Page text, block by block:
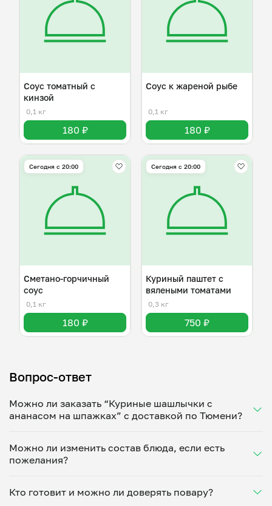
Соус томатный с
кинзой
0,1 кг
180 ₽
Соус к жареной рыбе
0,1 кг
180 ₽
Сегодня с 20:00
Сметано-горчичный
соус
0,1 кг
180 ₽
Сегодня с 20:00
Куриный паштет с
вялеными томатами
0,3 кг
750 ₽
Вопрос-ответ
Можно ли заказать “Куриные шашлычки с
ананасом на шпажках” с доставкой по Тюмени?
Укажите удобное время — и получите свежее
домашнее блюдо в большой порции прямо с плиты.
минут. Статус заказа отслеживайте в личном
кабинете, а с поваром можно связаться напрямую в
Можно ли изменить состав блюда, если есть
пожелания?
ваши предпочтения: уберет специи, снизит
Кто готовит и можно ли доверять повару?